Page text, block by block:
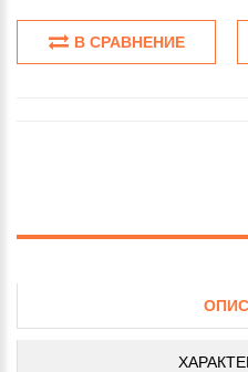
В СРАВНЕНИЕ